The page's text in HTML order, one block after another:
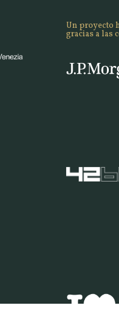
Un proyecto
gracias a las